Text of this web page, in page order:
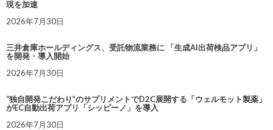
現を加速
2026年7月30日
三井倉庫ホールディングス、受託物流業務に 「生成AI出荷検品アプリ」
を開発・導入開始
2026年7月30日
“独自開発こだわり”のサプリメントでD2C展開する「ウェルモット製薬」
がEC自動出荷アプリ「シッピーノ」を導入
2026年7月30日